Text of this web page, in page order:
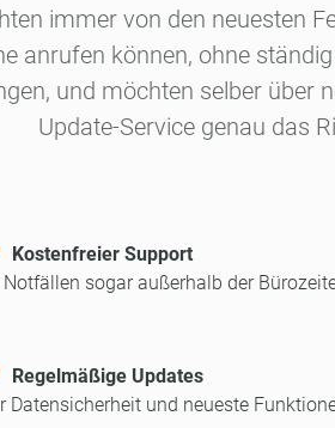
immer von den neuesten
anrufen können, ohne
und möchten selber über
Update-Service genau das
Kostenfreier Support
Notfällen sogar außerhalb der
Regelmäßige Updates
Datensicherheit und neueste